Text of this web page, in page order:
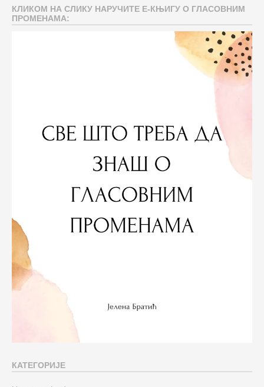
КЛИКОМ НА СЛИКУ НАРУЧИТЕ Е-КЊИГУ О ГЛАСОВНИМ
ПРОМЕНАМА:
КАТЕГОРИЈЕ